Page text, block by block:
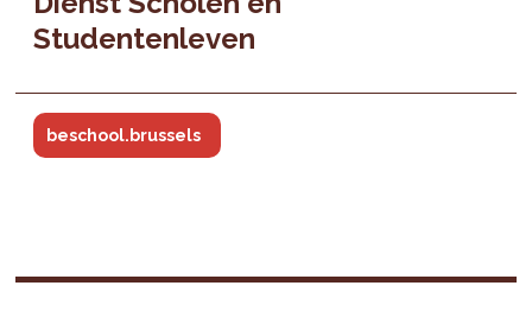
Studentenleven
beschool.brussels